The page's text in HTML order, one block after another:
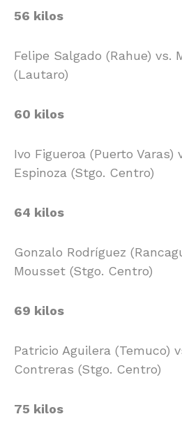
56 kilos
Felipe Salgado (Rahue) vs.
(Lautaro)
60 kilos
Ivo Figueroa (Puerto Varas)
Espinoza (Stgo. Centro)
64 kilos
Gonzalo Rodríguez
Mousset (Stgo. Centro)
69 kilos
Patricio Aguilera (Temuco)
Contreras (Stgo. Centro)
75 kilos